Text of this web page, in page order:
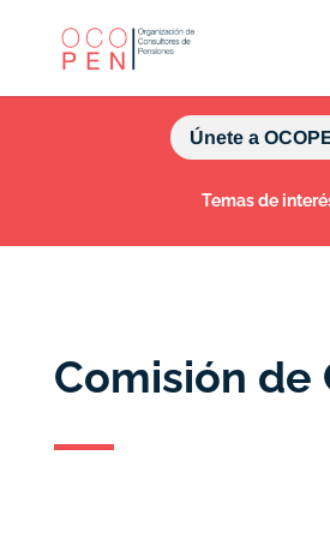
Únete a
Temas de
Comisión de